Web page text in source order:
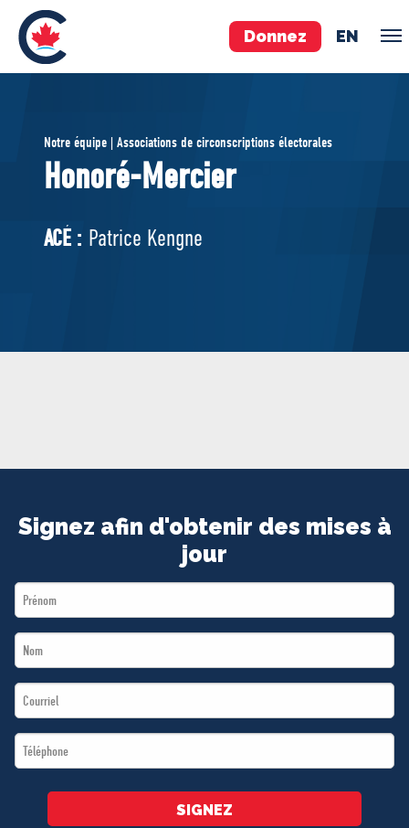
Donnez EN
ÉQUIPE
Pierre Poilievre
Vos députés conservateurs
Cabinet fantôme
Exécutif national
BOUTIQUE
Notre équipe | Associations de circonscriptions électorales
Honoré-Mercier
ACÉ : Patrice Kengne
Signez afin d'obtenir des mises à
jour
First
Name
Last
Name
Email
*
Téléphone
*
SIGNEZ